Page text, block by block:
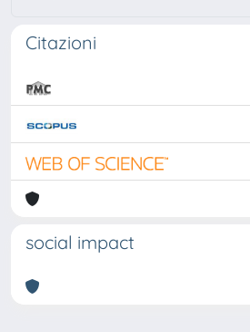
Citazioni
social impact